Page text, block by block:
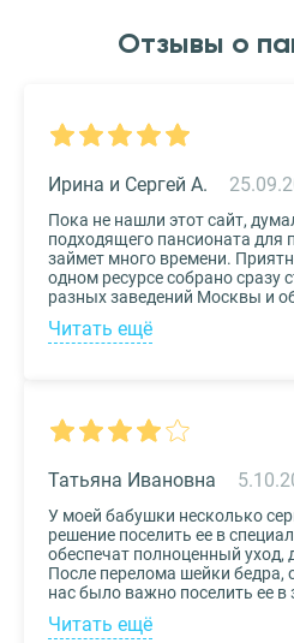
Отзывы о
Ирина и Сергей А.
Пока не нашли этот сайт,
подходящего пансионата для
займет много времени.
одном ресурсе собрано сразу
разных заведений Москвы и
приоритете был выбор по
хотелось бы, чтоб пансионат
подробная, что определиться
сервис!
Читать ещё
Татьяна Ивановна
У моей бабушки несколько
решение поселить ее в
обеспечат полноценный уход,
После перелома шейки бедра,
нас было важно поселить ее в
будут заботиться
на реабилитационном центре
Читать ещё